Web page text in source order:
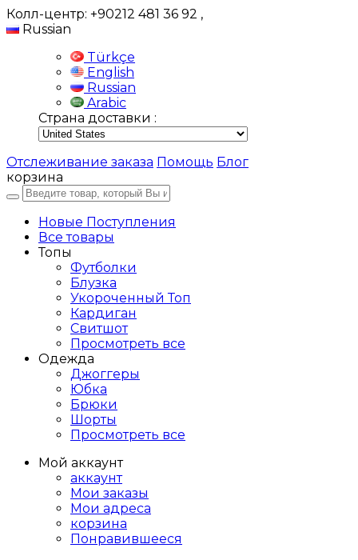
Колл-центр: +90212 481 36 92 ,
Russian
Türkçe
English
Russian
Arabic
Страна доставки :
Отслеживание заказа Помощь Блог
корзина
Новые Поступления
Все товары
Топы
Футболки
Блузка
Укороченный Топ
Кардиган
Свитшот
Просмотреть все
Одежда
Джоггеры
Юбка
Брюки
Шорты
Просмотреть все
Мой аккаунт
аккаунт
Мои заказы
Мои адреса
корзина
Понравившееся